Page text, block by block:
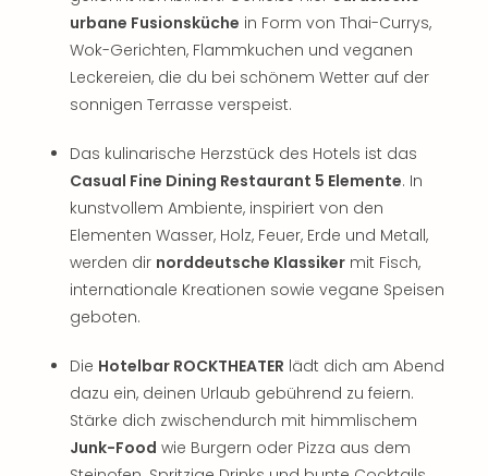
urbane Fusionsküche in Form von Thai-Currys,
Wok-Gerichten, Flammkuchen und veganen
Leckereien, die du bei schönem Wetter auf der
sonnigen Terrasse verspeist.
Das kulinarische Herzstück des Hotels ist das
Casual Fine Dining Restaurant 5 Elemente. In
kunstvollem Ambiente, inspiriert von den
Elementen Wasser, Holz, Feuer, Erde und Metall,
werden dir norddeutsche Klassiker mit Fisch,
internationale Kreationen sowie vegane Speisen
geboten.
Die Hotelbar ROCKTHEATER lädt dich am Abend
dazu ein, deinen Urlaub gebührend zu feiern.
Stärke dich zwischendurch mit himmlischem
Junk-Food wie Burgern oder Pizza aus dem